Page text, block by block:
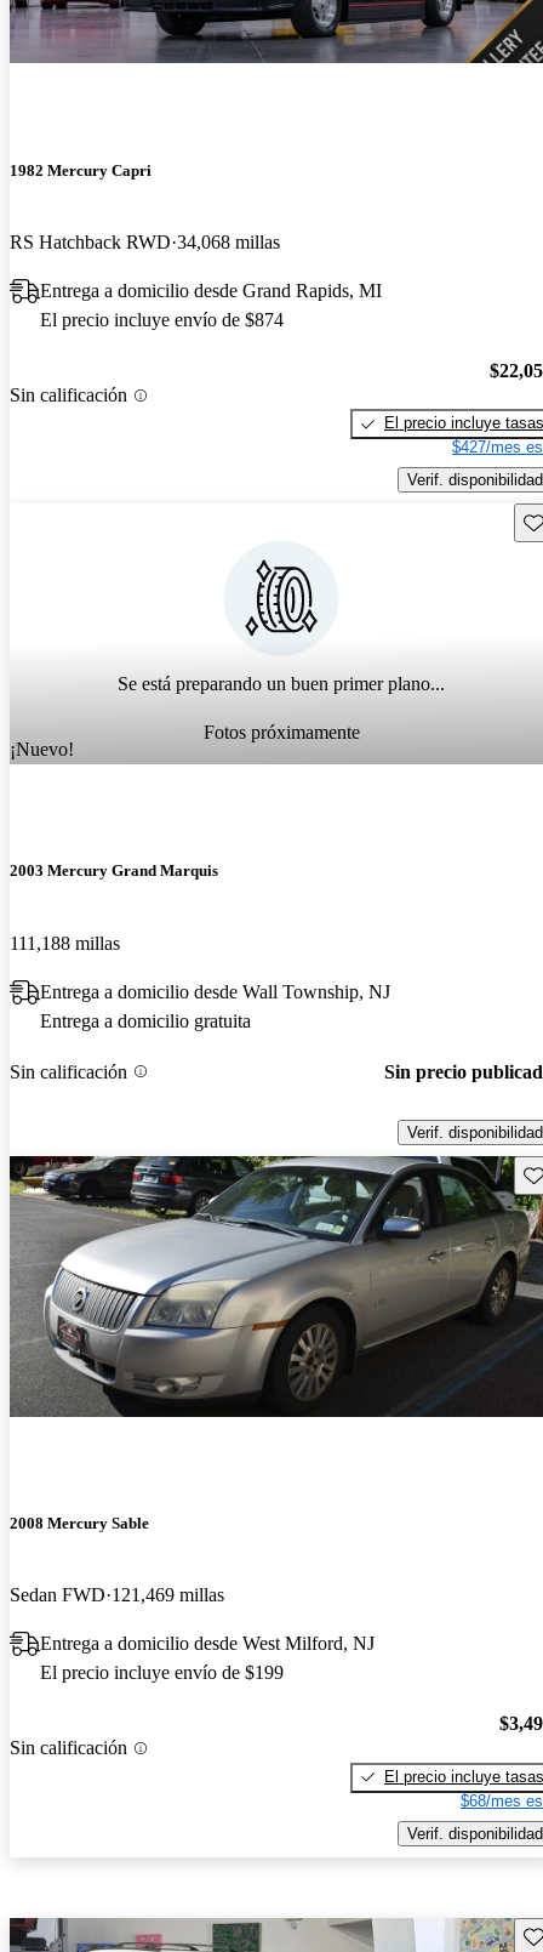
1982 Mercury Capri
RS Hatchback RWD 34,068 millas
Entrega a domicilio desde Grand Rapids, MI
El precio incluye envío de $874
Sin calificación
El precio incluye tasas
$427/mes
Verif. disponibilidad
Se está preparando un buen primer plano...
Fotos próximamente
¡Nuevo!
2003 Mercury Grand Marquis
111,188 millas
Entrega a domicilio desde Wall Township, NJ
Entrega a domicilio gratuita
Sin calificación Sin precio
Verif. disponibilidad
2008 Mercury Sable
Sedan FWD 121,469 millas
Entrega a domicilio desde West Milford, NJ
El precio incluye envío de $199
Sin calificación
El precio incluye tasas
$68/mes
Verif. disponibilidad